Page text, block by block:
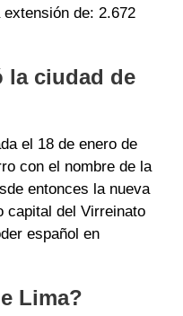
de: 2.672
la ciudad de
el 18 de enero de
con el nombre de la
entonces la nueva
capital del Virreinato
español en
Lima?